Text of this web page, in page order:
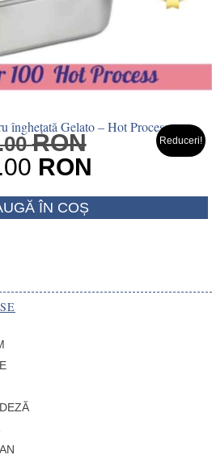
înghețată Gelato – Hot Process
RONPrețul
inițial
a
fost:
25.00
RON
Prețul
curent
ÎN COȘ
Reduceri!